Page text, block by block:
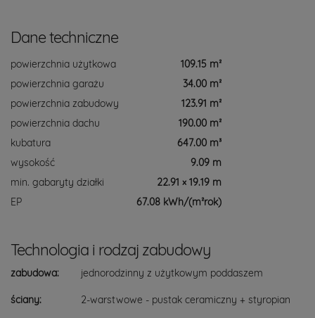
Dane techniczne
powierzchnia użytkowa
109.15 m²
powierzchnia garażu
34.00 m²
powierzchnia zabudowy
123.91 m²
powierzchnia dachu
190.00 m²
kubatura
647.00 m³
wysokość
9.09 m
min. gabaryty działki
22.91 × 19.19 m
EP
67.08 kWh/(m²rok)
Technologia i rodzaj zabudowy
zabudowa: jednorodzinny z użytkowym poddaszem
ściany: 2-warstwowe - pustak ceramiczny + styropian